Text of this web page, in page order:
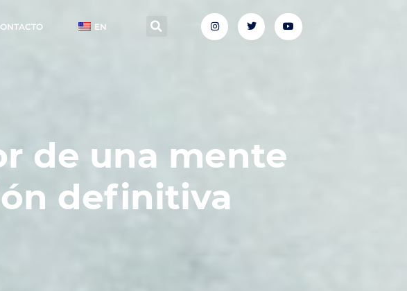
EN
de una mente
definitiva